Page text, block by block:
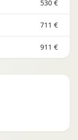
530 €
711 €
911 €